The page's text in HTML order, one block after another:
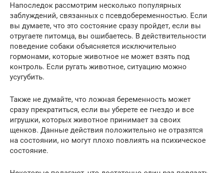
Напоследок рассмотрим несколько популярных
заблуждений, связанных с псевдобеременностью. Если
вы думаете, что это состояние сразу пройдет, если вы
отругаете питомца, вы ошибаетесь. В действительности
поведение собаки объясняется исключительно
гормонами, которые животное не может взять под
контроль. Если ругать животное, ситуацию можно
усугубить.
Также не думайте, что ложная беременность может
сразу прекратиться, если вы уберете ее гнездо и все
игрушки, которых животное принимает за своих
щенков. Данные действия положительно не отразятся
на состоянии, но могут плохо повлиять на психическое
состояние.